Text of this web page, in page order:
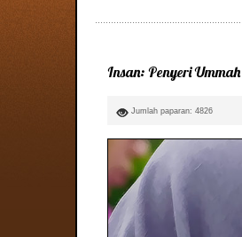
Insan: Penyeri Ummah
Jumlah paparan: 4826